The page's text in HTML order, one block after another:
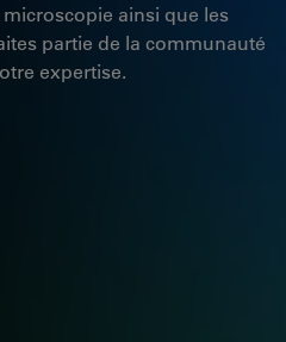
ainsi que les
partie de la communauté
expertise.